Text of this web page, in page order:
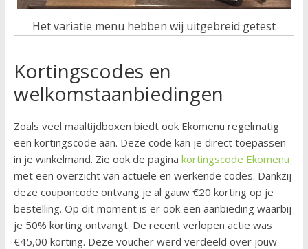
Het variatie menu hebben wij uitgebreid getest
Kortingscodes en
welkomstaanbiedingen
Zoals veel maaltijdboxen biedt ook Ekomenu regelmatig
een kortingscode aan. Deze code kan je direct toepassen
in je winkelmand. Zie ook de pagina kortingscode Ekomenu
met een overzicht van actuele en werkende codes. Dankzij
deze couponcode ontvang je al gauw €20 korting op je
bestelling. Op dit moment is er ook een aanbieding waarbij
je 50% korting ontvangt. De recent verlopen actie was
€45,00 korting. Deze voucher werd verdeeld over jouw